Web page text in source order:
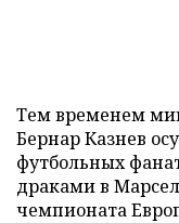
Тем временем
Бернар Казнев
футбольных
драками в
чемпионата